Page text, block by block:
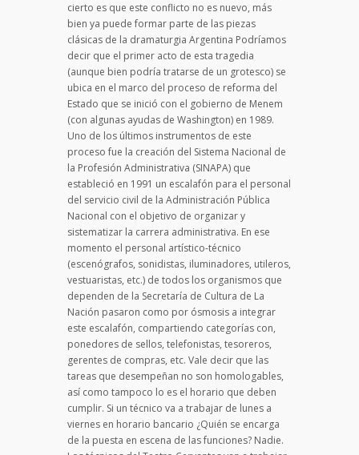
cierto es que este conflicto no es nuevo, más
bien ya puede formar parte de las piezas
clásicas de la dramaturgia Argentina Podríamos
decir que el primer acto de esta tragedia
(aunque bien podría tratarse de un grotesco) se
ubica en el marco del proceso de reforma del
Estado que se inició con el gobierno de Menem
(con algunas ayudas de Washington) en 1989.
Uno de los últimos instrumentos de este
proceso fue la creación del Sistema Nacional de
la Profesión Administrativa (SINAPA) que
estableció en 1991 un escalafón para el personal
del servicio civil de la Administración Pública
Nacional con el objetivo de organizar y
sistematizar la carrera administrativa. En ese
momento el personal artístico-técnico
(escenógrafos, sonidistas, iluminadores, utileros,
vestuaristas, etc.) de todos los organismos que
dependen de la Secretaría de Cultura de La
Nación pasaron como por ósmosis a integrar
este escalafón, compartiendo categorías con,
ponedores de sellos, telefonistas, tesoreros,
gerentes de compras, etc. Vale decir que las
tareas que desempeñan no son homologables,
así como tampoco lo es el horario que deben
cumplir. Si un técnico va a trabajar de lunes a
viernes en horario bancario ¿Quién se encarga
de la puesta en escena de las funciones? Nadie.